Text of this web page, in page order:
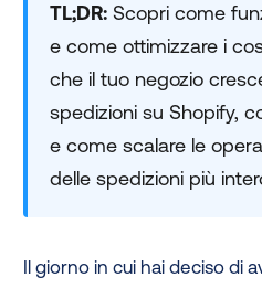
TL;DR: Scopri come
e come ottimizzare i
che il tuo negozio
spedizioni su Shopify,
e come scalare le
delle spedizioni più
Il giorno in cui hai deciso di